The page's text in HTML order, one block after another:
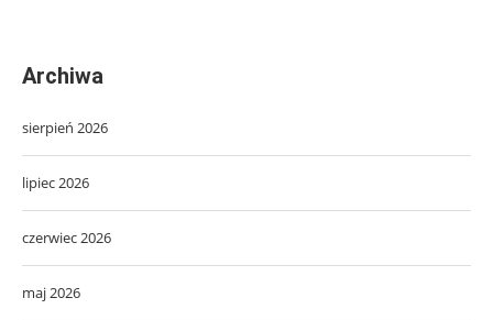
Archiwa
sierpień 2026
lipiec 2026
czerwiec 2026
maj 2026